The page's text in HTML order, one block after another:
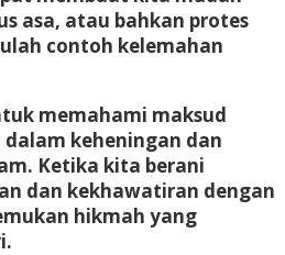
asa, atau bahkan protes
contoh kelemahan
memahami maksud
keheningan dan
Ketika kita berani
dan kekhawatiran dengan
hikmah yang